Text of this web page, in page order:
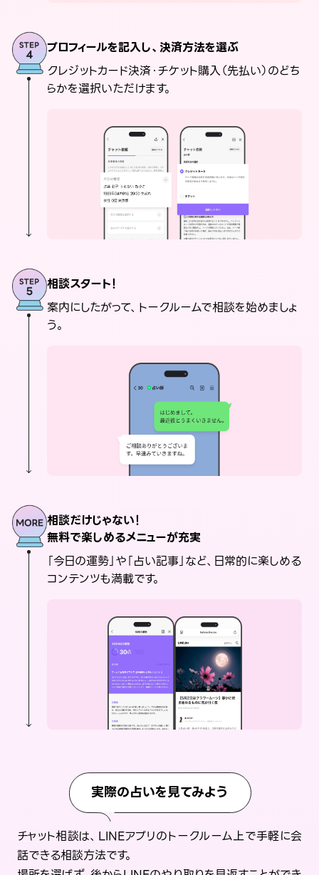
プロフィールを記入し、決済方法を選ぶ
クレジットカード決済・チケット購入（先払い）のどち
らかを選択いただけます。
相談スタート！
案内にしたがって、トークルームで相談を始めましょ
う。
相談だけじゃない！
無料で楽しめるメニューが充実
「今日の運勢」や「占い記事」など、日常的に楽しめる
コンテンツも満載です。
実際の占いを見てみよう
チャット相談は、LINEアプリのトークルーム上で手軽に会
話できる相談方法です。